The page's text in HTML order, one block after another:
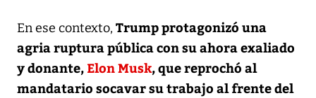
En ese contexto, Trump protagonizó una
agria ruptura pública con su ahora exaliado
y donante, Elon Musk, que reprochó al
mandatario socavar su trabajo al frente del